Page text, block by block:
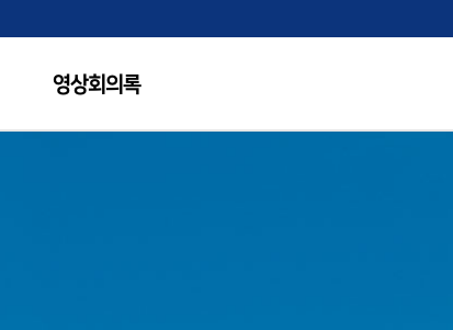
영상회의록